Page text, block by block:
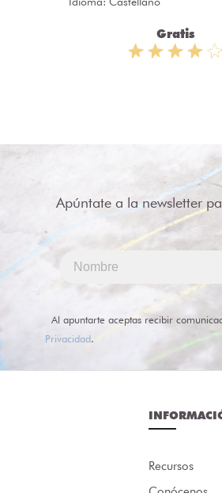
Gratis
Apúntate a la newsletter
Al apuntarte aceptas recibir
Privacidad.
Recursos